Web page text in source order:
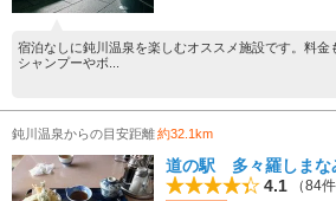
宿泊なしに鈍川温泉を楽しむオススメ施設です。料金
シャンプーやボ...
鈍川温泉からの目安距離約32.1km
道の駅 多々羅しまな
4.1
（84件